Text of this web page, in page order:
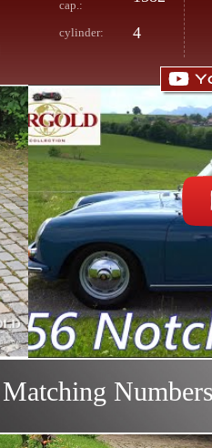
cap.:
cylinder: 4
Matching